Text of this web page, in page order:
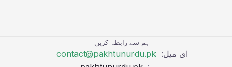
ہم سے رابطہ کریں
ای میل: contact@pakhtunurdu.pk